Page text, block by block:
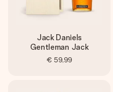
Jack Daniels
Gentleman Jack
€ 59,99